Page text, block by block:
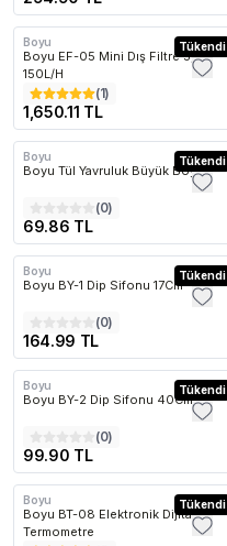
Kargo Bedava Tükendi
Boyu
Boyu EF-05 Mini Dış Filtre 5,5W
150L/H
(1)
1,650.11 TL
Tükendi
Boyu
Boyu Tül Yavruluk Büyük Boy
(0)
69.86 TL
Tükendi
Boyu
Boyu BY-1 Dip Sifonu 17Cm
(0)
164.99 TL
Tükendi
Boyu
Boyu BY-2 Dip Sifonu 40Cm
(0)
99.90 TL
Tükendi
Boyu
Boyu BT-08 Elektronik Dijital
Termometre